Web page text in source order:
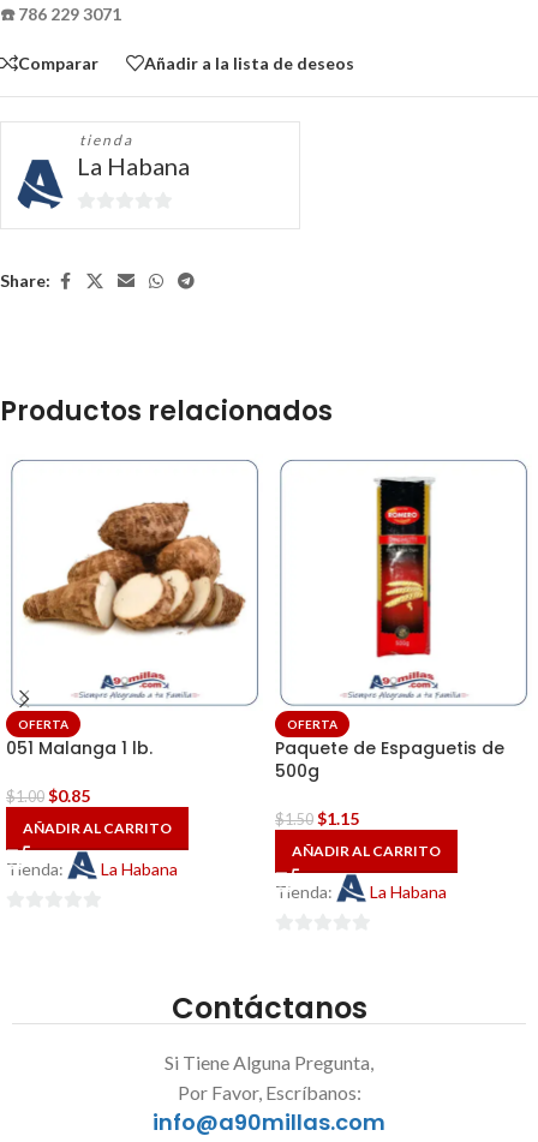
☎️ 786 229 3071
Comparar Añadir a la lista de deseos
tienda
La Habana
0
Share:
Productos relacionados
OFERTA
051 Malanga 1 lb.
$1.00 $0.85
AÑADIR AL CARRITO
Tienda: La Habana
OFERTA
Paquete de Espaguetis de
500g
$1.50 $1.15
AÑADIR AL CARRITO
Tienda: La Habana
5
Contáctanos
Si Tiene Alguna Pregunta,
Por Favor, Escríbanos:
info@a90millas.com